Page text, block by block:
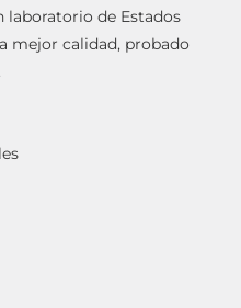
laboratorio de Estados
mejor calidad, probado